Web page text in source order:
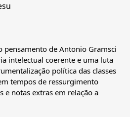
pensamento de Antonio Gramsci
intelectual coerente e uma luta
política das classes
tempos de ressurgimento
e notas extras em relação a